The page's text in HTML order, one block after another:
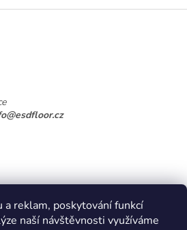
a reklam, poskytování funkcí
naší návštěvnosti využíváme
c
ý